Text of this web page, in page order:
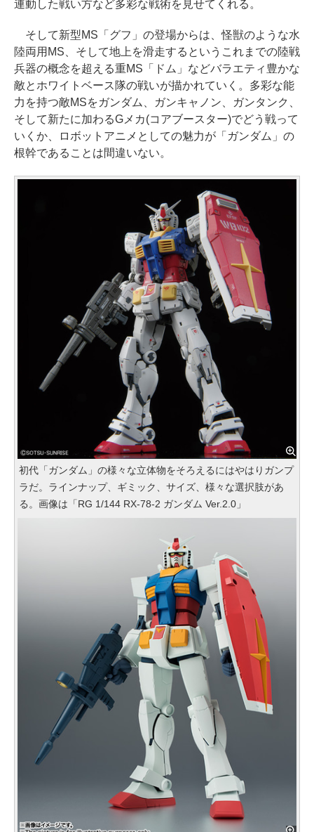
連動した戦い方など多彩な戦術を見せてくれる。
そして新型MS「グフ」の登場からは、怪獣のような水
陸両用MS、そして地上を滑走するというこれまでの陸戦
兵器の概念を超える重MS「ドム」などバラエティ豊かな
敵とホワイトベース隊の戦いが描かれていく。多彩な能
力を持つ敵MSをガンダム、ガンキャノン、ガンタンク、
そして新たに加わるGメカ(コアブースター)でどう戦って
いくか、ロボットアニメとしての魅力が「ガンダム」の
根幹であることは間違いない。
初代「ガンダム」の様々な立体物をそろえるにはやはりガンプ
ラだ。ラインナップ、ギミック、サイズ、様々な選択肢があ
る。画像は「RG 1/144 RX-78-2 ガンダム Ver.2.0」